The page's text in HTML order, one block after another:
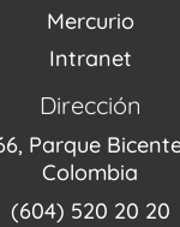
Mercurio
Intranet
Dirección
Parque
Colombia
(604) 520 20 20